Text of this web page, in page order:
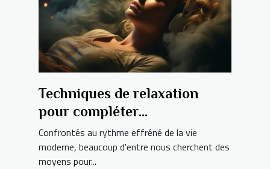
Techniques de relaxation
pour compléter
l'hypnothérapie dans le
traitement du bruxisme
Confrontés au rythme effréné de la vie
moderne, beaucoup d'entre nous cherchent des
moyens pour...